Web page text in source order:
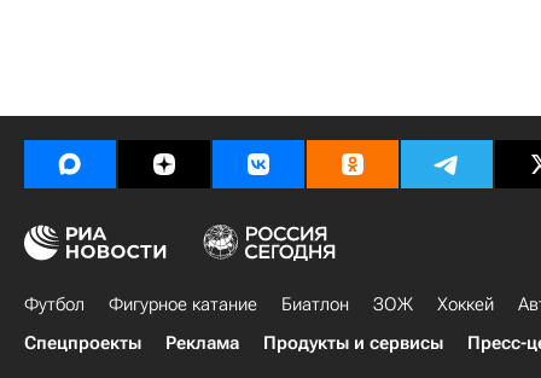
Футбол Фигурное катание Биатлон ЗОЖ Хоккей
Спецпроекты
Реклама Продукты и сервисы Пресс-